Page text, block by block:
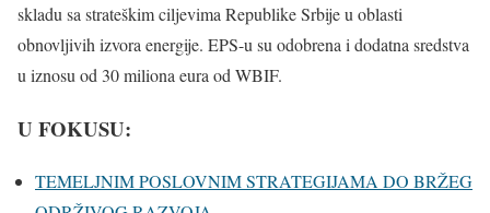
skladu sa strateškim ciljevima Republike Srbije u oblasti
obnovljivih izvora energije. EPS-u su odobrena i dodatna sredstva
u iznosu od 30 miliona eura od WBIF.
U FOKUSU:
TEMELJNIM POSLOVNIM STRATEGIJAMA DO BRŽEG